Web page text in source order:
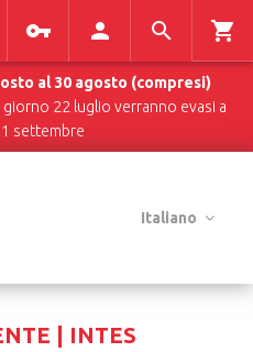
al 30 agosto (compresi)
22 luglio verranno evasi a
settembre
Italiano
| INTES